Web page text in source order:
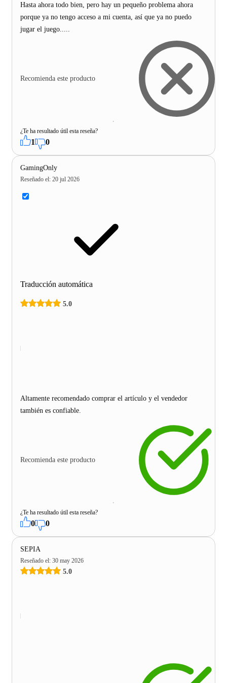
Hasta ahora todo bien, pero hay un pequeño problema ahora
porque ya no tengo acceso a mi cuenta, así que ya no puedo
jugar el juego.....
Recomienda este producto
¿Te ha resultado útil esta reseña?
1 0
GamingOnly
Reseñado el: 20 jul 2026
Traducción automática
5.0
Altamente recomendado comprar el artículo y el vendedor
también es confiable.
Recomienda este producto
¿Te ha resultado útil esta reseña?
0 0
SEPIA
Reseñado el: 30 may 2026
5.0